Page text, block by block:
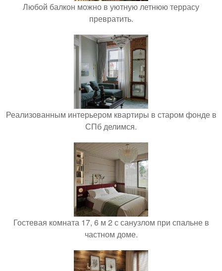
Любой балкон можно в уютную летнюю террасу
превратить.
Реализованным интерьером квартиры в старом фонде в
СПб делимся.
Гостевая комната 17, 6 м 2 с санузлом при спальне в
частном доме.